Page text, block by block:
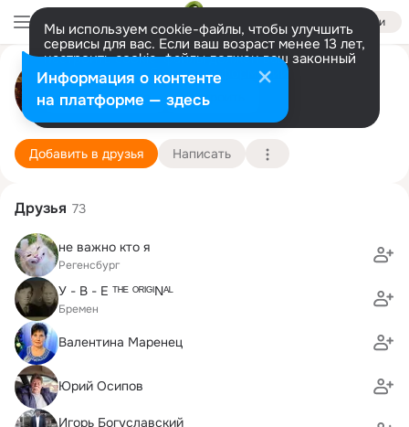
Войти
Мы используем cookie-файлы, чтобы улучшить
сервисы для вас. Если ваш возраст менее 13 лет,
настроить cookie-файлы должен ваш законный
представитель. Больше информации
Разрешить все Настроить
Любовь Деревянко(Харькова)
Киев, Нью Йорк 18 декабря Подробнее
Добавить в друзья Написать
Друзья 73
не важно кто я
Регенсбург
У - В - Е ᵀᴴᴱ ᴼᴿᴵᴳᴵNᴬᴸ
Бремен
Валентина Маренец
Юрий Осипов
Игорь Богуславский
Информация о контенте
на платформе — здесь